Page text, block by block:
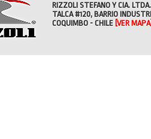
RIZZOLI STEFANO Y CIA. LTDA.
TALCA #120, BARRIO
COQUIMBO - CHILE [VER